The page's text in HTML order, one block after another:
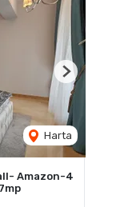
Harta
Next
Amazon-4